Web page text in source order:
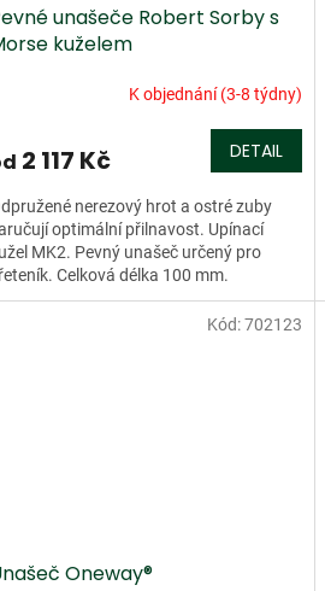
unašeče Robert Sorby s
kuželem
K objednání (3-8 týdny)
2 117 Kč DETAIL
nerezový hrot a ostré zuby
optimální přilnavost. Upínací
MK2. Pevný unašeč určený pro
Celková délka 100 mm.
Oneway®
Kód:702123